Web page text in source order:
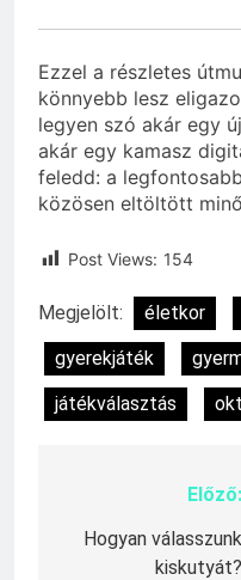
Ezzel a részletes
könnyebb lesz
legyen szó akár egy
akár egy kamasz
feledd: a
közösen eltöltött
Post Views: 154
Megjelölt: életkor
gyerekjáték
játékválasztás
Bejegyzés
navigáció
Előző:
Hogyan válasszunk
kiskutyát?